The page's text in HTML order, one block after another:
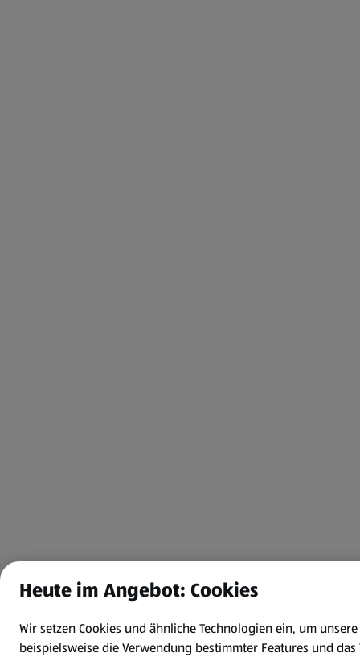
Heute im Angebot: Cookies
Wir setzen Cookies und ähnliche Technologien ein, um
beispielsweise die Verwendung bestimmter Features und